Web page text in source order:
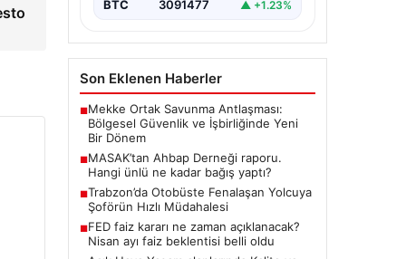
BTC 3091477 ▲ +1.23%
Son Eklenen Haberler
■Mekke Ortak Savunma Antlaşması:
Bölgesel Güvenlik ve İşbirliğinde Yeni
Bir Dönem
■MASAK’tan Ahbap Derneği raporu.
Hangi ünlü ne kadar bağış yaptı?
■Trabzon’da Otobüste Fenalaşan Yolcuya
Şoförün Hızlı Müdahalesi
■FED faiz kararı ne zaman açıklanacak?
Nisan ayı faiz beklentisi belli oldu